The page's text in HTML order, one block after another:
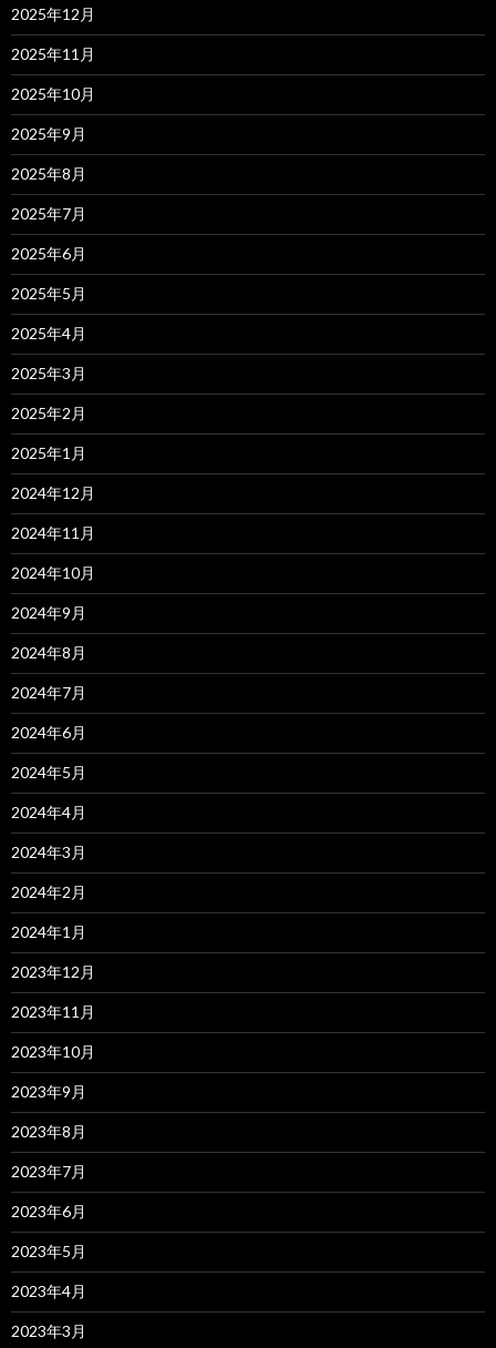
2025年12月
2025年11月
2025年10月
2025年9月
2025年8月
2025年7月
2025年6月
2025年5月
2025年4月
2025年3月
2025年2月
2025年1月
2024年12月
2024年11月
2024年10月
2024年9月
2024年8月
2024年7月
2024年6月
2024年5月
2024年4月
2024年3月
2024年2月
2024年1月
2023年12月
2023年11月
2023年10月
2023年9月
2023年8月
2023年7月
2023年6月
2023年5月
2023年4月
2023年3月